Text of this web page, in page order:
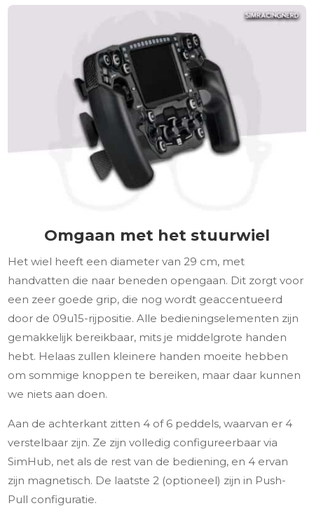
Omgaan met het stuurwiel
Het wiel heeft een diameter van 29 cm, met
handvatten die naar beneden opengaan. Dit zorgt voor
een zeer goede grip, die nog wordt geaccentueerd
door de 09u15-rijpositie. Alle bedieningselementen zijn
gemakkelijk bereikbaar, mits je middelgrote handen
hebt. Helaas zullen kleinere handen moeite hebben
om sommige knoppen te bereiken, maar daar kunnen
we niets aan doen.
Aan de achterkant zitten 4 of 6 peddels, waarvan er 4
verstelbaar zijn. Ze zijn volledig configureerbaar via
SimHub, net als de rest van de bediening, en 4 ervan
zijn magnetisch. De laatste 2 (optioneel) zijn in Push-
Pull configuratie.